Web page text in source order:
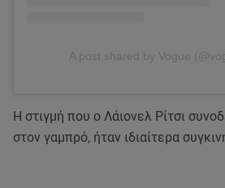
A post shared by Vogue
Η στιγμή που ο Λάιονελ Ρίτσι
στον γαμπρό, ήταν ιδιαίτερα